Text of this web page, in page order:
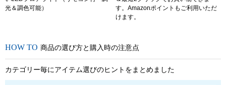
光＆調色可能）
す。Amazonポイントもご利用いただ
けます。
商品の選び方と購入時の注意点
カテゴリー毎にアイテム選びのヒントをまとめました